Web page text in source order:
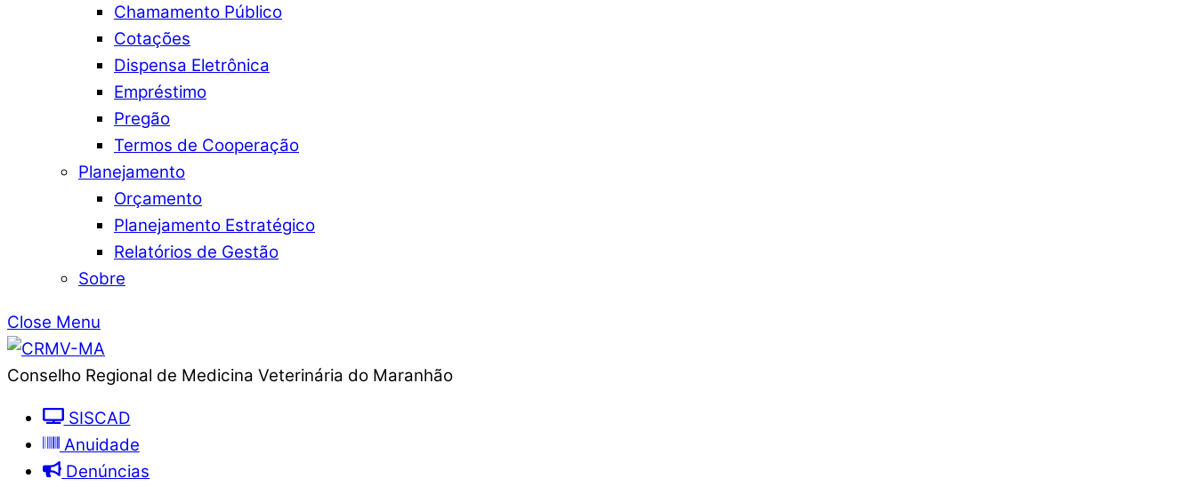
Chamamento Público
Cotações
Dispensa Eletrônica
Empréstimo
Pregão
Termos de Cooperação
Planejamento
Orçamento
Planejamento Estratégico
Relatórios de Gestão
Sobre
Close Menu
Conselho Regional de Medicina Veterinária do Maranhão
SISCAD
Anuidade
Denúncias